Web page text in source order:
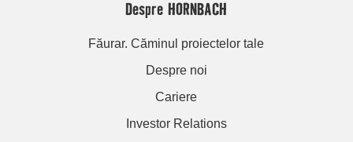
Despre HORNBACH
Făurar. Căminul proiectelor tale
Despre noi
Cariere
Investor Relations